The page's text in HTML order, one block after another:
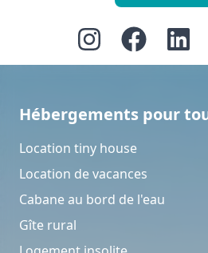
Hébergements pour
Location tiny house
Location de vacances
Cabane au bord de l'eau
Gîte rural